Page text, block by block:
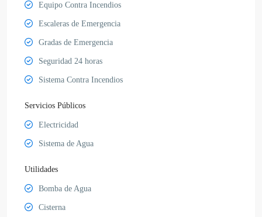
Equipo Contra Incendios
Escaleras de Emergencia
Gradas de Emergencia
Seguridad 24 horas
Sistema Contra Incendios
Servicios Públicos
Electricidad
Sistema de Agua
Utilidades
Bomba de Agua
Cisterna